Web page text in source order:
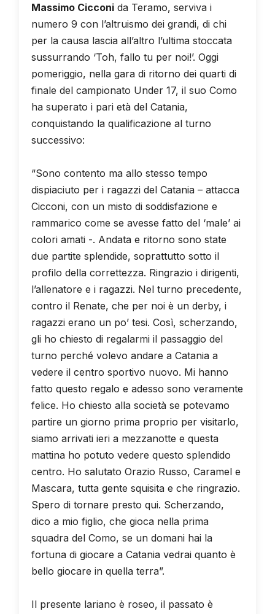
Massimo Cicconida Teramo, serviva i
numero 9 con l’altruismo dei grandi, di chi
per la causa lascia all’altro l’ultima stoccata
sussurrando ‘Toh, fallo tu per noi!’. Oggi
pomeriggio, nella gara di ritorno dei quarti di
finale del campionato Under 17, il suo Como
ha superato i pari età del Catania,
conquistando la qualificazione al turno
successivo:
“Sono contento ma allo stesso tempo
dispiaciuto per i ragazzi del Catania – attacca
Cicconi, con un misto di soddisfazione e
rammarico come se avesse fatto del ‘male’ ai
colori amati -. Andata e ritorno sono state
due partite splendide, soprattutto sotto il
profilo della correttezza. Ringrazio i dirigenti,
l’allenatore e i ragazzi. Nel turno precedente,
contro il Renate, che per noi è un derby, i
ragazzi erano un po’ tesi. Così, scherzando,
gli ho chiesto di regalarmi il passaggio del
turno perché volevo andare a Catania a
vedere il centro sportivo nuovo. Mi hanno
fatto questo regalo e adesso sono veramente
felice. Ho chiesto alla società se potevamo
partire un giorno prima proprio per visitarlo,
siamo arrivati ieri a mezzanotte e questa
mattina ho potuto vedere questo splendido
centro. Ho salutato Orazio Russo, Caramel e
Mascara, tutta gente squisita e che ringrazio.
Spero di tornare presto qui. Scherzando,
dico a mio figlio, che gioca nella prima
squadra del Como, se un domani hai la
fortuna di giocare a Catania vedrai quanto è
bello giocare in quella terra”.
Il presente lariano è roseo, il passato è